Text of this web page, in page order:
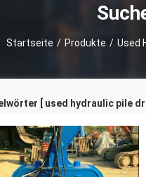
Startseite / Produkte / Used
[ used hydraulic pile